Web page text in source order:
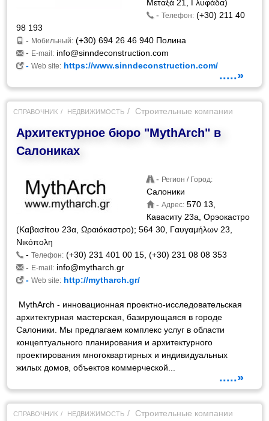
Μεταξά 21, Γλυφάδα)
-Телефон: (+30) 211 40
98 193
- Мобильный: (+30) 694 26 46 940 Полина
- E-mail: info@sinndeconstruction.com
-Web site: https://www.sinndeconstruction.com/
.....»
СПРАВОЧНИК НЕДВИЖИМОСТЬ Строительные компании
Архитектурное бюро "MythArch" в
Салониках
- Регион / Город:
Салоники
-Адрес: 570 13,
Каваситу 23а, Орэокастро
(Καβασίτου 23α, Ωραιόκαστρο); 564 30, Γαυγαμήλων 23,
Νικόπολη
-Телефон: (+30) 231 401 00 15, (+30) 231 08 08 353
- E-mail: info@mytharch.gr
-Web site: http://mytharch.gr/
MythArch - инновационная проектно-исследовательская
архитектурная мастерская, базирующаяся в городе
Салоники. Мы предлагаем комплекс услуг в области
концептуального планирования и архитектурного
проектирования многоквартирных и индивидуальных
жилых домов, объектов коммерческой...
.....»
СПРАВОЧНИК НЕДВИЖИМОСТЬ Строительные компании